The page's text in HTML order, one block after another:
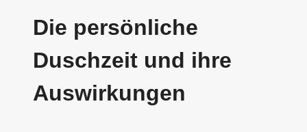
Die persönliche
Duschzeit und ihre
Auswirkungen